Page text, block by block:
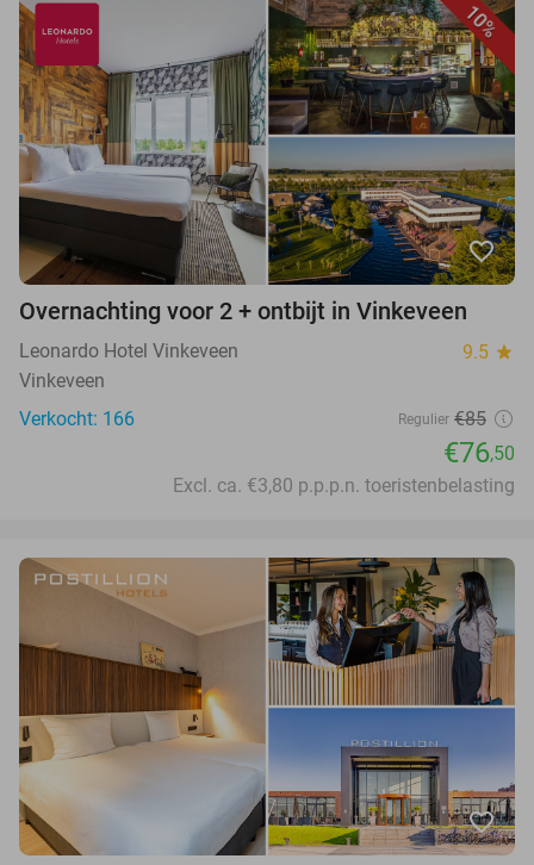
10%
favorite_border
Overnachting voor 2 + ontbijt in Vinkeveen
Leonardo Hotel Vinkeveen 9.5 star
Vinkeveen
Verkocht: 166
Regulier €85
€76,50
Excl. ca. €3,80 p.p.p.n. toeristenbelasting
favorite_border